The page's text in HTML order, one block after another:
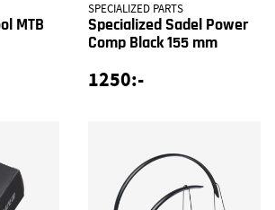
MTB
SPECIALIZED PARTS
Specialized Sadel Power
Comp Black 155 mm
1250:-